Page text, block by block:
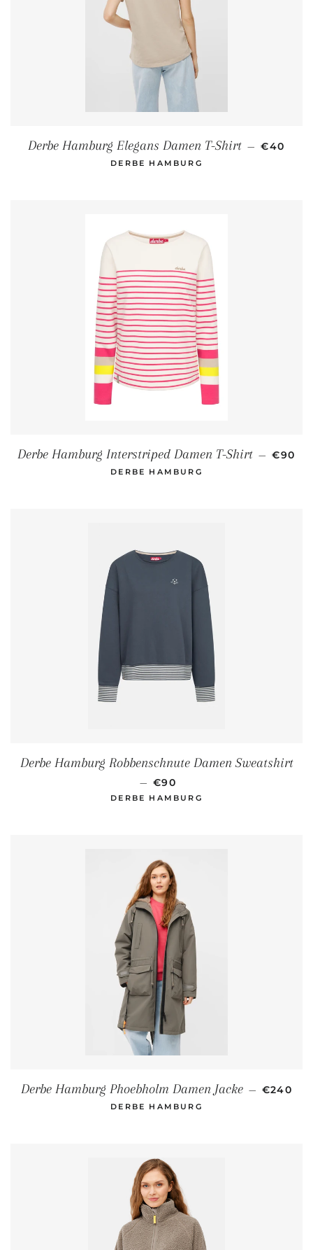
Derbe Hamburg Elegans Damen T-Shirt — €40
DERBE HAMBURG
Derbe Hamburg Interstriped Damen T-Shirt — €90
DERBE HAMBURG
Derbe Hamburg Robbenschnute Damen Sweatshirt
— NORMALER PREIS
€90
DERBE HAMBURG
Derbe Hamburg Phoebholm Damen Jacke — €240
DERBE HAMBURG